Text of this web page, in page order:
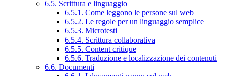
6.5. Scrittura e linguaggio
6.5.1. Come leggono le persone sul web
6.5.2. Le regole per un linguaggio semplice
6.5.3. Microtesti
6.5.4. Scrittura collaborativa
6.5.5. Content critique
6.5.6. Traduzione e localizzazione dei contenuti
6.6. Documenti